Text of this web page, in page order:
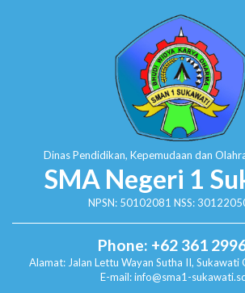
Dinas Pendidikan, Kepemudaan dan
SMA Negeri 1
NPSN: 50102081 NSS:
Phone: +62 361
Alamat: Jalan Lettu Wayan Sutha II, Sukawati
E-mail: info@sma1-